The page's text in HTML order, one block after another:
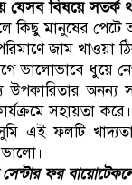
যেসব বিষয়ে সতর্ক
কিছু মানুষের পেটে
জাম খাওয়া
ভালোভাবে ধুয়ে
উপকারিতার
সহায়তা
এই ফলটি
সেন্টার ফর